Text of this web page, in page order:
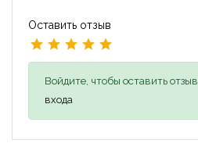
Оставить отзыв
Войдите, чтобы оставить отзыв,
входа